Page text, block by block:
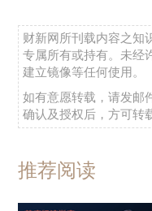
财新网所刊载内容之知
专属所有或持有。未经
建立镜像等任何使用。
如有意愿转载，请发邮
确认及授权后，方可转
推荐阅读